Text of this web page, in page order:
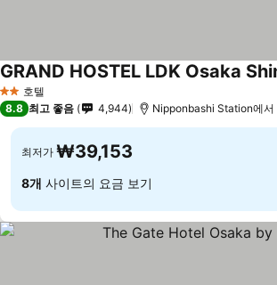
2 성급호텔
GRAND HOSTEL LDK Osaka
8.8 최고 좋음 4,944 Nipponbashi Station에
최저가 ₩39,153
8개 사이트의 요금 보기